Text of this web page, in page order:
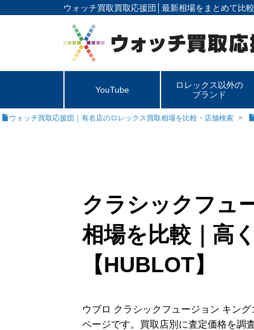
ウォッチ買取買取応援団│ 最新相場をまとめて比
YouTube
ロレックス以外の
ブランド
ウォッチ買取応援団｜有名店のロレックス買取相場を比較・店舗検索
クラシックフュ
相場を比較｜高
【HUBLOT】
ウブロ クラシックフュージョン キン
ページです。買取店別に査定価格を調